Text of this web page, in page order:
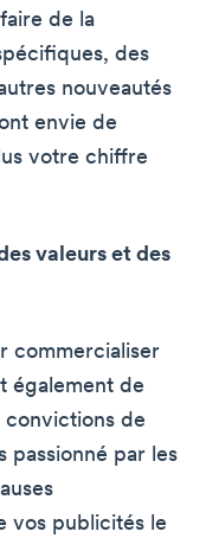
de la
des
nouveautés
envie de
votre chiffre
valeurs et des
commercialiser
également de
convictions de
passionné par les
vos publicités le